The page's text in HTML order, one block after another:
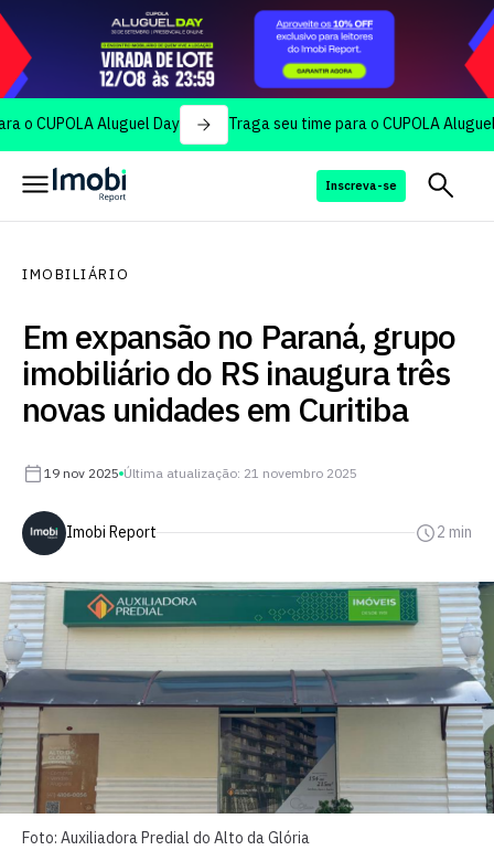
Aluguel Day Traga seu time para o CUPOLA Aluguel Day
Inscreva-se
IMOBILIÁRIO
Em expansão no Paraná, grupo
imobiliário do RS inaugura três
novas unidades em Curitiba
19 nov 2025 Última atualização: 21 novembro 2025
Imobi Report 2 min
Foto: Auxiliadora Predial do Alto da Glória